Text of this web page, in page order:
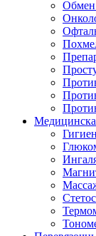
Обмен